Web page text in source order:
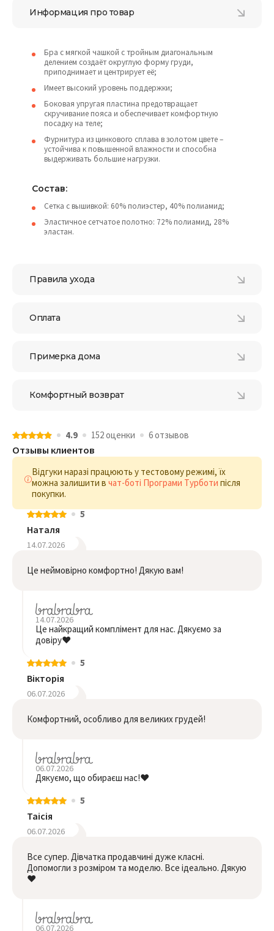
Информация про товар
Бра с мягкой чашкой с тройным диагональным
делением создаёт округлую форму груди,
приподнимает и центрирует её;
Имеет высокий уровень поддержки;
Боковая упругая пластина предотвращает
скручивание пояса и обеспечивает комфортную
посадку на теле;
Фурнитура из цинкового сплава в золотом цвете –
устойчива к повышенной влажности и способна
выдерживать большие нагрузки.
Состав:
Сетка с вышивкой: 60% полиэстер, 40% полиамид;
Эластичное сетчатое полотно: 72% полиамид, 28%
эластан.
Правила ухода
Оплата
Примерка дома
Комфортный возврат
4.9 152 оценки 6 отзывов
Отзывы клиентов
Відгуки наразі працюють у тестовому режимі, їх
можна залишити в чат-боті Програми Турботи після
покупки.
5
Наталя
14.07.2026
Це неймовірно комфортно! Дякую вам!
14.07.2026
Це найкращий комплімент для нас. Дякуємо за
довіру❤️
5
Вікторія
06.07.2026
Комфортний, особливо для великих грудей!
06.07.2026
Дякуємо, що обираєш нас!❤️
5
Таісія
06.07.2026
Все супер. Дівчатка продавчині дуже класні.
Допомогли з розміром та моделю. Все ідеально. Дякую
❤️
06.07.2026